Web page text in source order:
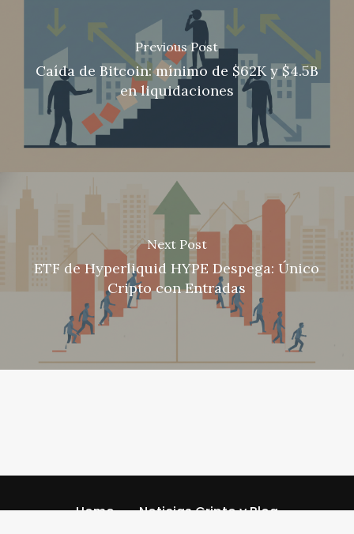
Previous Post
Caída de Bitcoin: mínimo de $62K y $4.5B
en liquidaciones
Next Post
ETF de Hyperliquid HYPE Despega: Único
Cripto con Entradas
Home
Noticias Cripto y Blog